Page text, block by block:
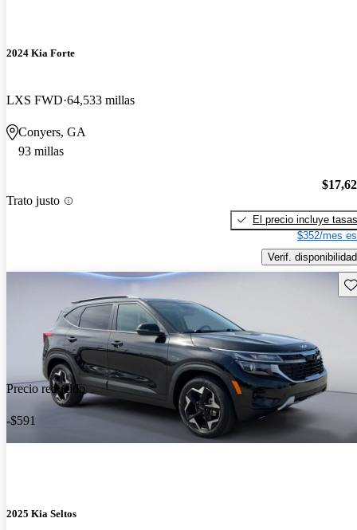
2024 Kia Forte
LXS FWD 64,533 millas
Conyers, GA
93 millas
Trato justo
El precio incluye tasas
$352/mes
Verif. disponibilidad
Precio reducido
-$591
2025 Kia Seltos